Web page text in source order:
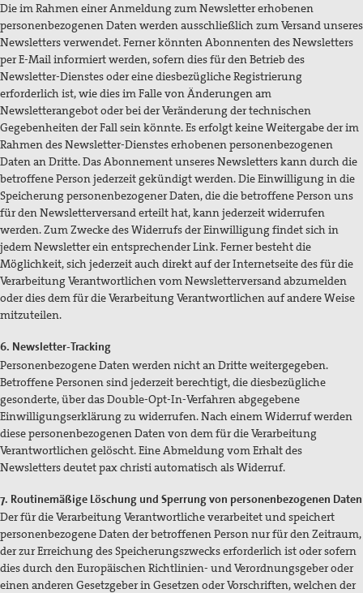
Die im Rahmen einer Anmeldung zum Newsletter erhobenen
personenbezogenen Daten werden ausschließlich zum Versand unseres
Newsletters verwendet. Ferner könnten Abonnenten des Newsletters
per E-Mail informiert werden, sofern dies für den Betrieb des
Newsletter-Dienstes oder eine diesbezügliche Registrierung
erforderlich ist, wie dies im Falle von Änderungen am
Newsletterangebot oder bei der Veränderung der technischen
Gegebenheiten der Fall sein könnte. Es erfolgt keine Weitergabe der im
Rahmen des Newsletter-Dienstes erhobenen personenbezogenen
Daten an Dritte. Das Abonnement unseres Newsletters kann durch die
betroffene Person jederzeit gekündigt werden. Die Einwilligung in die
Speicherung personenbezogener Daten, die die betroffene Person uns
für den Newsletterversand erteilt hat, kann jederzeit widerrufen
werden. Zum Zwecke des Widerrufs der Einwilligung findet sich in
jedem Newsletter ein entsprechender Link. Ferner besteht die
Möglichkeit, sich jederzeit auch direkt auf der Internetseite des für die
Verarbeitung Verantwortlichen vom Newsletterversand abzumelden
oder dies dem für die Verarbeitung Verantwortlichen auf andere Weise
mitzuteilen.
6. Newsletter-Tracking
Personenbezogene Daten werden nicht an Dritte weitergegeben.
Betroffene Personen sind jederzeit berechtigt, die diesbezügliche
gesonderte, über das Double-Opt-In-Verfahren abgegebene
Einwilligungserklärung zu widerrufen. Nach einem Widerruf werden
diese personenbezogenen Daten von dem für die Verarbeitung
Verantwortlichen gelöscht. Eine Abmeldung vom Erhalt des
Newsletters deutet pax christi automatisch als Widerruf.
7. Routinemäßige Löschung und Sperrung von personenbezogenen Daten
Der für die Verarbeitung Verantwortliche verarbeitet und speichert
personenbezogene Daten der betroffenen Person nur für den Zeitraum,
der zur Erreichung des Speicherungszwecks erforderlich ist oder sofern
dies durch den Europäischen Richtlinien- und Verordnungsgeber oder
einen anderen Gesetzgeber in Gesetzen oder Vorschriften, welchen der